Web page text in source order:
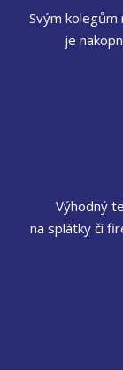
Svým
je
Výhodný
na splátky či